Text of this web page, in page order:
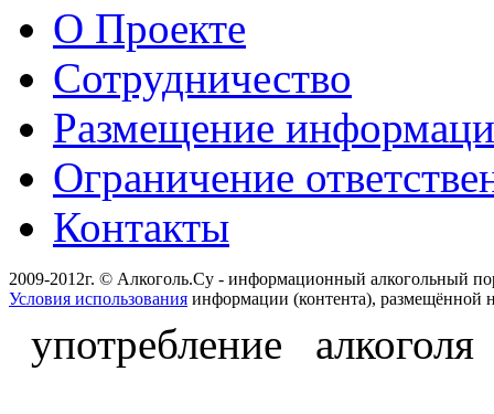
О Проекте
Сотрудничество
Размещение
Ограничение
Контакты
2009-2012г. © Алкоголь.Су - информационный алкогольный
Условия использования информации (контента), размещённой
употребление